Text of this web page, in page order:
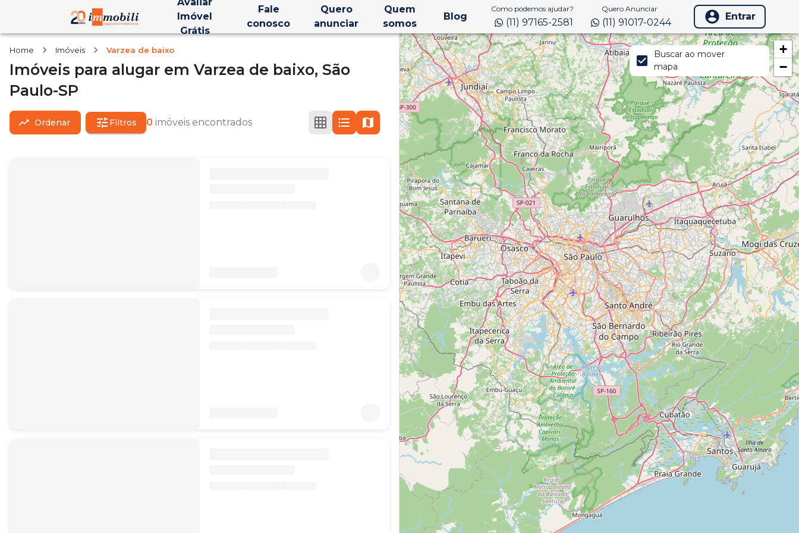
Imóvel
Grátis
Fale
conosco
Quero
anunciar
Quem
somos
Blog
Como podemos ajudar?
(11) 97165-2581
Quero Anunciar
(11) 91017-0244 Entrar
Home Imóveis Varzea de baixo
Imóveis para alugar em Varzea de baixo, São
Paulo-SP
Ordenar Filtros 0 imóveis encontrados
+
−
Buscar ao mover
mapa